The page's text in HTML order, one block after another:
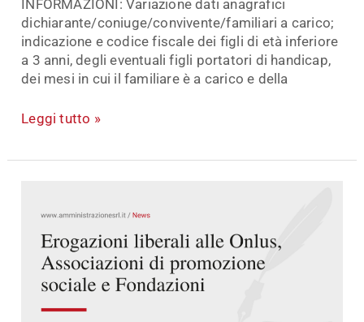
INFORMAZIONI: Variazione dati anagrafici
dichiarante/coniuge/convivente/familiari a carico;
indicazione e codice fiscale dei figli di età inferiore
a 3 anni, degli eventuali figli portatori di handicap,
dei mesi in cui il familiare è a carico e della
Leggi tutto »
Onlus,
Associazioni